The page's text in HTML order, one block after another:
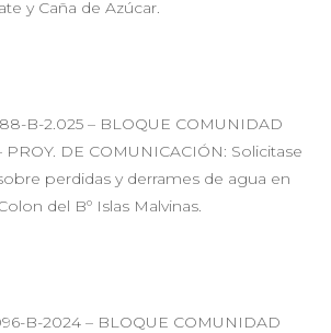
y Caña de Azúcar.
B-2.025 – BLOQUE COMUNIDAD
PROY. DE COMUNICACIÓN: Solicitase
perdidas y derrames de agua en
del Bº Islas Malvinas.
B-2024 – BLOQUE COMUNIDAD